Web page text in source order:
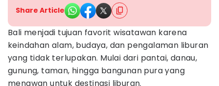
Share Article
Bali menjadi tujuan favorit wisatawan karena
keindahan alam, budaya, dan pengalaman liburan
yang tidak terlupakan. Mulai dari pantai, danau,
gunung, taman, hingga bangunan pura yang
menawan untuk destinasi liburan.